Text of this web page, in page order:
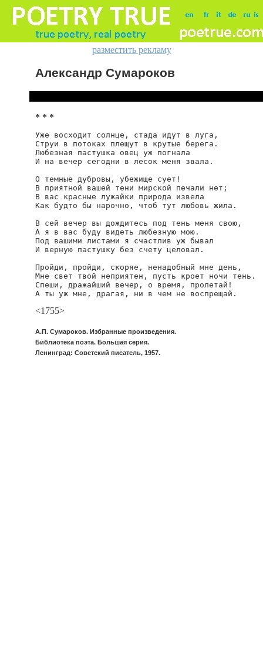
разместить рекламу
Александр Сумароков
* * *
Уже восходит солнце, стада идут в луга,
Струи в потоках плещут в крутые берега.
Любезная пастушка овец уж погнала
И на вечер сегодни в лесок меня звала.
О темные дубровы, убежище сует!
В приятной вашей тени мирской печали нет;
В вас красные лужайки природа извела
Как будто бы нарочно, чтоб тут любовь жила.
В сей вечер вы дождитесь под тень меня свою,
А я в вас буду видеть любезную мою.
Под вашими листами я счастлив уж бывал
И верную пастушку без счету целовал.
Пройди, пройди, скоряе, ненадобный мне день,
Мне свет твой неприятен, пусть кроет ночи тень.
Спеши, дражайший вечер, о время, пролетай!
А ты уж мне, драгая, ни в чем не воспрещай.
<1755>
А.П. Сумароков. Избранные произведения.
Библиотека поэта. Большая серия.
Ленинград: Советский писатель, 1957.